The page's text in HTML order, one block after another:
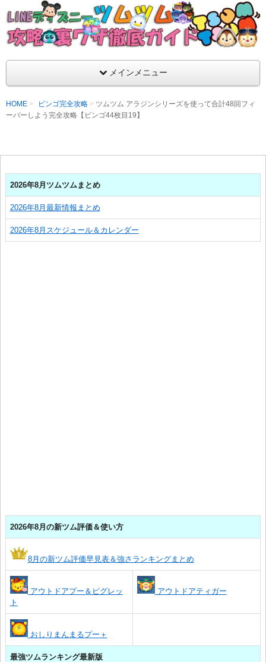
LINEディズニー ツムツム攻略・裏ワザ徹底
支持率No1！痒いところに手が届くツムツム攻略サイト！新ツ
ラ評価も丁寧に解説！ツムツムを120％楽しめるサイトを目指し
メインメニュー
HOME ビンゴ完全攻略
ツムツム アラジンシリーズを使って合計48回フィ
ーバーしよう完全攻略【ビンゴ44枚目19】
2026年8月ツムツムまとめ
2026年8月最新情報まとめ
2026年8月スケジュール＆カレンダー
2026年8月の新ツム評価＆使い方
8月の新ツム評価早見表＆強さランキングまとめ
アウトドアプー＆ピグレッ
ト
アウトドアティガー
おしりまんまるプー＋
最強ツムランキング最新版